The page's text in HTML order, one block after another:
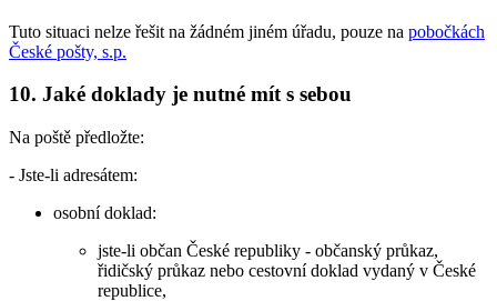
Tuto situaci nelze řešit na žádném jiném úřadu, pouze na pobočkách
České pošty, s.p.
10. Jaké doklady je nutné mít s sebou
Na poště předložte:
- Jste-li adresátem:
osobní doklad:
jste-li občan České republiky - občanský průkaz,
řidičský průkaz nebo cestovní doklad vydaný v České
republice,